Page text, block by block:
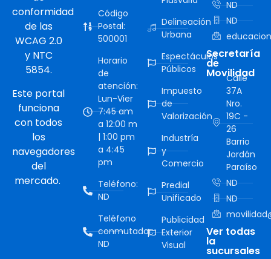
conformidad
de las
WCAG 2.0
y NTC
5854.
Este portal
funciona
con todos
los
navegadores
del
mercado.
Código
Postal:
500001
Horario
de
atención:
Lun-Vier
7:45 am
a 12:00 m
| 1:00 pm
a 4:45
pm
Teléfono:
ND
Teléfono
conmutador:
ND
Delineación
Urbana
Espectáculos
Públicos
Impuesto
de
Valorización
Industría
y
Comercio
Predial
Unificado
Publicidad
Exterior
Visual
ND
ND
Secretaría
de
Movilidad
Calle
37A
Nro.
19C -
26
Barrio
Jordán
Paraíso
ND
ND
Ver todas
la
sucursales